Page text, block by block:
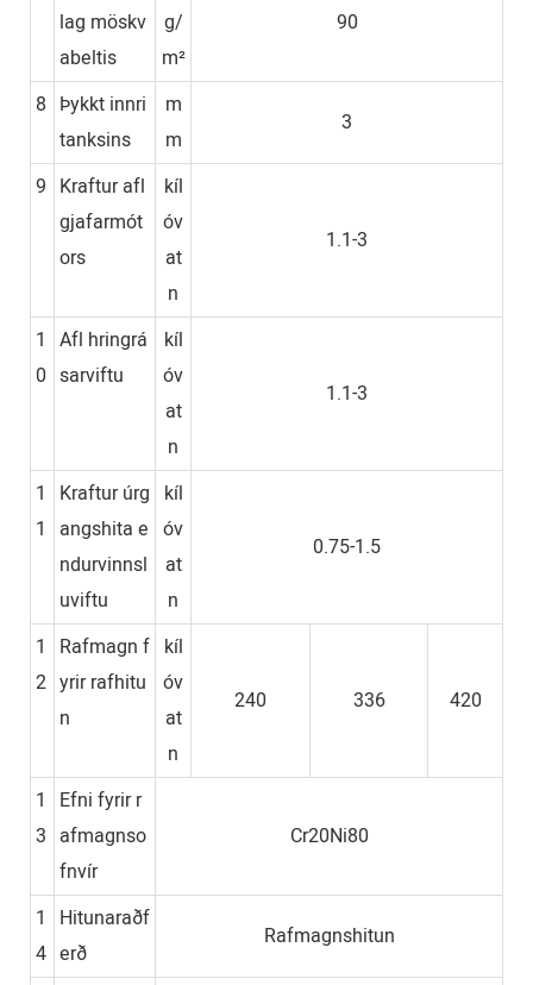
lag möskv
abeltis
g/
m²
90
8 Þykkt innri
tanksins
m
m
3
9 Kraftur afl
gjafarmót
ors
kíl
óv
at
n
1.1-3
1
0
Afl hringrá
sarviftu
kíl
óv
at
n
1.1-3
1
1
Kraftur úrg
angshita e
ndurvinnsl
uviftu
kíl
óv
at
n
0.75-1.5
1
2
Rafmagn f
yrir rafhitu
n
kíl
óv
at
n
240 336 420
1
3
Efni fyrir r
afmagnso
fnvír
Cr20Ni80
1
4
Hitunaraðf
erð
Rafmagnshitun